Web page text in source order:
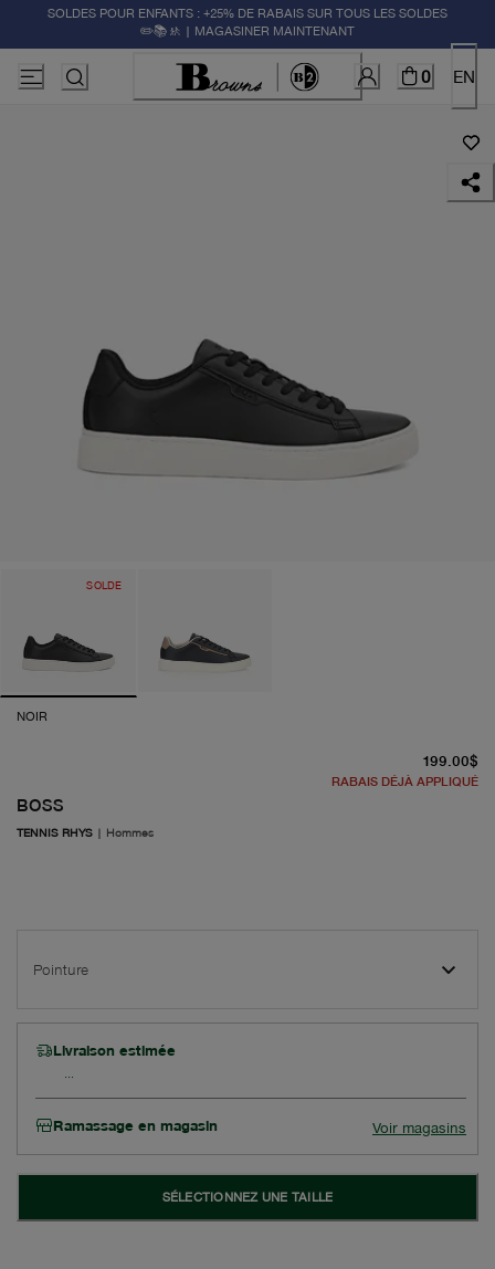
SOLDES POUR ENFANTS : +25% DE RABAIS SUR TOUS LES SOLDES
✏️📚🚸 | MAGASINER MAINTENANT
0 EN
SOLDE
NOIR
BOSS
TENNIS RHYS | Hommes
199.00$
RABAIS DÉJÀ APPLIQUÉ
Pointure
Livraison estimée
Ramassage en magasin Voir magasins
SÉLECTIONNEZ UNE TAILLE